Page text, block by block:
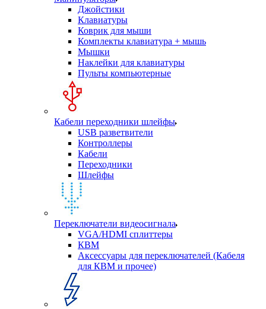
Джойстики
Клавиатуры
Коврик для мыши
Комплекты клавиатура + мышь
Мышки
Наклейки для клавиатуры
Пульты компьютерные
Кабели переходники шлейфы
USB разветвители
Контроллеры
Кабели
Переходники
Шлейфы
Переключатели видеосигнала
VGA/HDMI сплиттеры
КВМ
Аксессуары для переключателей (Кабеля
для КВМ и прочее)